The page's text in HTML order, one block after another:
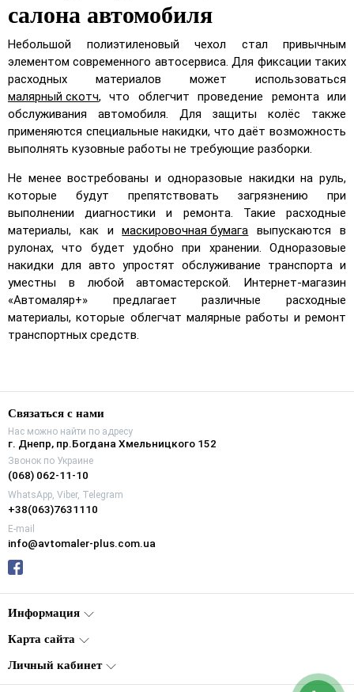
салона автомобиля
Небольшой полиэтиленовый чехол стал привычным
элементом современного автосервиса. Для фиксации таких
расходных материалов может использоваться
малярный скотч, что облегчит проведение ремонта или
обслуживания автомобиля. Для защиты колёс также
применяются специальные накидки, что даёт возможность
выполнять кузовные работы не требующие разборки.
Не менее востребованы и одноразовые накидки на руль,
которые будут препятствовать загрязнению при
выполнении диагностики и ремонта. Такие расходные
материалы, как имаскировочная бумага выпускаются в
рулонах, что будет удобно при хранении. Одноразовые
накидки для авто упростят обслуживание транспорта и
уместны в любой автомастерской. Интернет-магазин
«Автомаляр+» предлагает различные расходные
материалы, которые облегчат малярные работы и ремонт
транспортных средств.
Связаться с нами
Нас можно найти по адресу
г. Днепр, пр.Богдана Хмельницкого 152
Звонок по Украине
(068) 062-11-10
WhatsApp, Viber, Telegram
+38(063)7631110
E-mail
info@avtomaler-plus.com.ua
Информация
Карта сайта
Личный кабинет